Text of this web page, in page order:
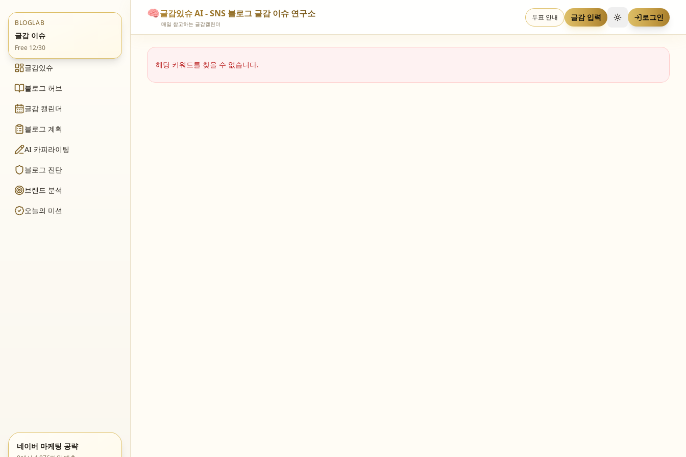
BLOGLAB
글감 이슈
Free 12/30
글감있슈
블로그 허브
글감 캘린더
블로그 계획
AI 카피라이팅
블로그 진단
브랜드 분석
오늘의 미션
네이버 마케팅 공략
🧠글감있슈 AI - SNS 블로그 글감 이슈 연구소
매일 참고하는 글감캘린더
투표 안내 글감 입력 테마 전환로그인
해당 키워드를 찾을 수 없습니다.